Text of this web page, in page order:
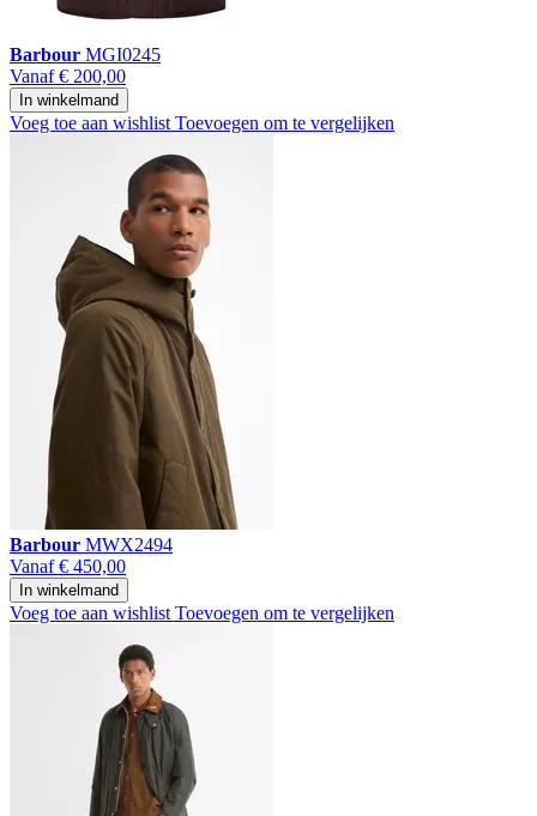
Barbour MGI0245
Vanaf € 200,00
In winkelmand
Voeg toe aan wishlist Toevoegen om te vergelijken
Barbour MWX2494
Vanaf € 450,00
In winkelmand
Voeg toe aan wishlist Toevoegen om te vergelijken